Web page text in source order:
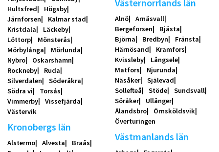
Hultsfred
Högsby
Järnforsen
Kalmar stad
Kristdala
Läckeby
Löttorp
Mönsterås
Mörbylånga
Mörlunda
Nybro
Oskarshamn
Rockneby
Ruda
Silverdalen
Söderåkra
Södra vi
Torsås
Vimmerby
Vissefjärda
Västervik
Kronobergs län
Alstermo Alvesta
Braås
Västernorrlands län
Alnö
Arnäsvall
Bergeforsen
Bjästa
Björna
Bredbyn
Fränsta
Härnösand
Kramfors
Kvissleby
Långsele
Matfors
Njurunda
Näsåker
Själevad
Sollefteå
Stöde
Sundsvall
Söråker
Ullånger
Älandsbro
Örnsköldsvik
Överturingen
Västmanlands län